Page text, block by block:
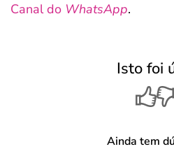
Canal do WhatsApp.
Isto foi
Ainda tem